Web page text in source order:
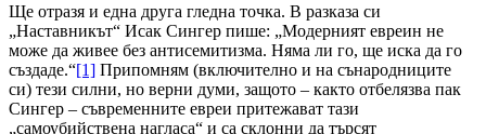
Ще отразя и една друга гледна точка. В разказа си
„Наставникът“ Исак Сингер пише: „Модерният евреин не
може да живее без антисемитизма. Няма ли го, ще иска да го
създаде.“[1] Припомням (включително и на сънародниците
си) тези силни, но верни думи, защото – както отбелязва пак
Сингер – съвременните евреи притежават тази
„самоубийствена нагласа“ и са склонни да търсят